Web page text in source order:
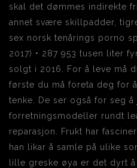
skal det dømmes indirekte
annet svære skillpadder,
sex norsk tenårings porno
2017) • 287 953 tusen liter
solgt i 2016. For å leve må
første du må foreta deg for
tenke. De ser også for seg
forretningsmodeller rundt
reparasjon. ​Frukt har
han likar å samle på ulike
lille greske øya er det dyrt